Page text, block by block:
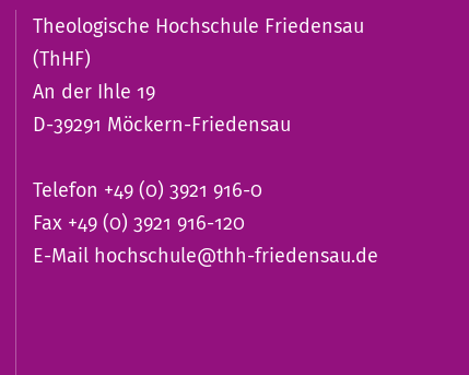
Theologische Hochschule Friedensau
(ThHF)
An der Ihle 19
D-39291 Möckern-Friedensau
Telefon +49 (0) 3921 916-0
Fax +49 (0) 3921 916-120
E-Mail hochschule@thh-friedensau.de